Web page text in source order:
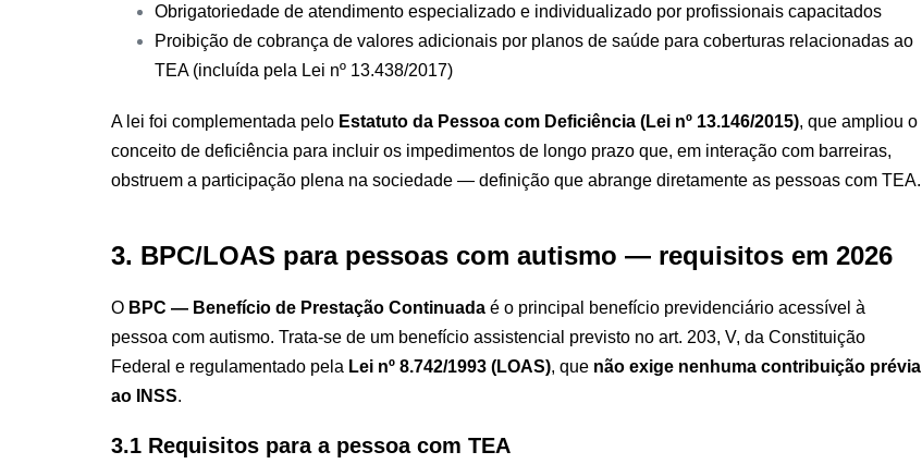
Obrigatoriedade de atendimento especializado e individualizado por profissionais capacitados
Proibição de cobrança de valores adicionais por planos de saúde para coberturas relacionadas ao
TEA (incluída pela Lei nº 13.438/2017)
A lei foi complementada pelo Estatuto da Pessoa com Deficiência (Lei nº 13.146/2015), que ampliou o
conceito de deficiência para incluir os impedimentos de longo prazo que, em interação com barreiras,
obstruem a participação plena na sociedade — definição que abrange diretamente as pessoas com TEA.
3. BPC/LOAS para pessoas com autismo — requisitos em 2026
O BPC — Benefício de Prestação Continuada é o principal benefício previdenciário acessível à
pessoa com autismo. Trata-se de um benefício assistencial previsto no art. 203, V, da Constituição
Federal e regulamentado pela Lei nº 8.742/1993 (LOAS), que não exige nenhuma contribuição prévia
ao INSS.
3.1 Requisitos para a pessoa com TEA